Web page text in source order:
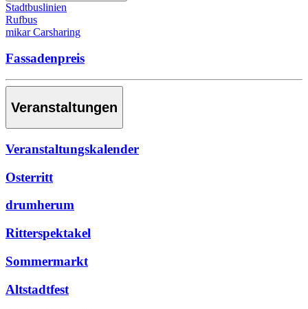
Stadtbuslinien
Rufbus
mikar Carsharing
Fassadenpreis
Veranstaltungen
Veranstaltungskalender
Osterritt
drumherum
Ritterspektakel
Sommermarkt
Altstadtfest